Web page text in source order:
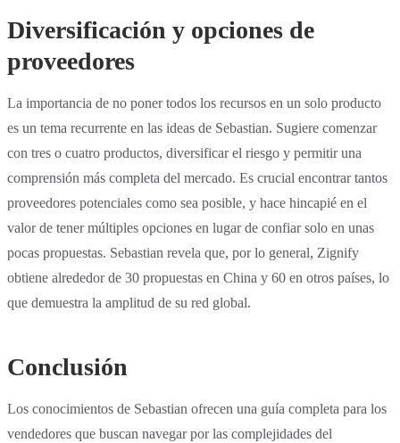
Diversificación y opciones de
proveedores
La importancia de no poner todos los recursos en un solo producto
es un tema recurrente en las ideas de Sebastian. Sugiere comenzar
con tres o cuatro productos, diversificar el riesgo y permitir una
comprensión más completa del mercado. Es crucial encontrar tantos
proveedores potenciales como sea posible, y hace hincapié en el
valor de tener múltiples opciones en lugar de confiar solo en unas
pocas propuestas. Sebastian revela que, por lo general, Zignify
obtiene alrededor de 30 propuestas en China y 60 en otros países, lo
que demuestra la amplitud de su red global.
Conclusión
Los conocimientos de Sebastian ofrecen una guía completa para los
vendedores que buscan navegar por las complejidades del